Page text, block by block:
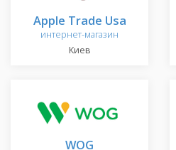
Apple Trade Usa
интернет-магазин
Киев
WOG